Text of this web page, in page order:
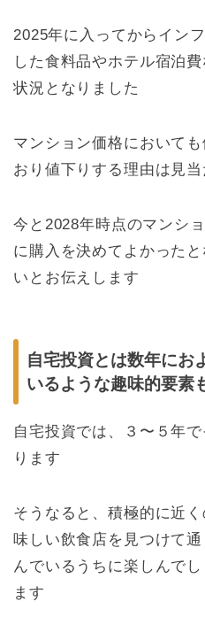
2025年に入ってからイン
した食料品やホテル宿泊
状況となりました
マンション価格において
おり値下りする理由は見
今と2028年時点のマンシ
に購入を決めてよかった
いとお伝えします
自宅投資とは数年にお
いるような趣味的要素
自宅投資では、３〜５年
ります
そうなると、積極的に近
味しい飲食店を見つけて
んでいるうちに楽しんで
ます